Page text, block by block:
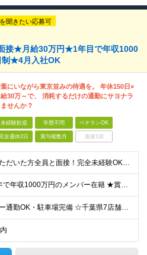
聞きたい応募可
接★月給30万円★1年目で年収1000
★4月入社OK
にいながら東京並みの待遇を。 年休150日×
給30万～で、 消耗するだけの通勤にサヨナラ
ませんか？
未経験歓迎 学歴不問 ベテランOK
全週休2日 賞与複数月 面接1回
＜応募いただいた方全員と面接！完全未経験OK＞ ★第二新卒・ブランクOK ★転職回数・スキル不問 ★学歴不問 ◎第二新卒も大歓迎 「新卒で入社したけど、環境が合わなくて早期に退職してしまった」 とい
★入社1年で年収1000万円のメンバー在籍 ★賞与だけで100万円以上の支給実績も ★月給30万円以上 月給30万円～50万円＋賞与年1回（最大3カ月分）＋インセンティブ＋各種手当 ※研修期間中は
☆マイカー通勤OK・駐車場完備 ☆千葉県7店舗で募集 ☆2026年新店舗立ち上げ店舗あり ☆転勤なし 本社、もしくは以下店舗での勤務になります。 【本社】 千葉県印旛郡酒々井町本佐倉457-2